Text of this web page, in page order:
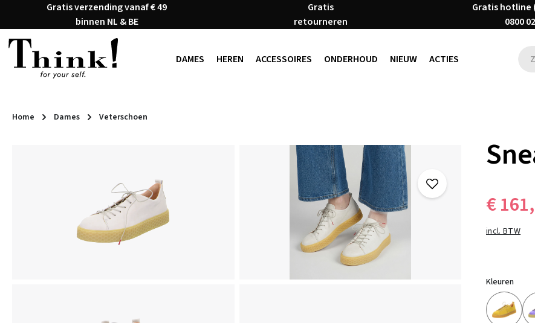
de hoofdinhoud
Ga naar de zoekopdracht
Ga naar de hoofdnavigatie
Gratis verzending vanaf € 49
binnen NL & BE
Gratis
retourneren
Gratis hotline
0800
DAMES HEREN ACCESSOIRES ONDERHOUD NIEUW ACTIES
Home Dames Veterschoen
€
incl. BTW
Kleuren